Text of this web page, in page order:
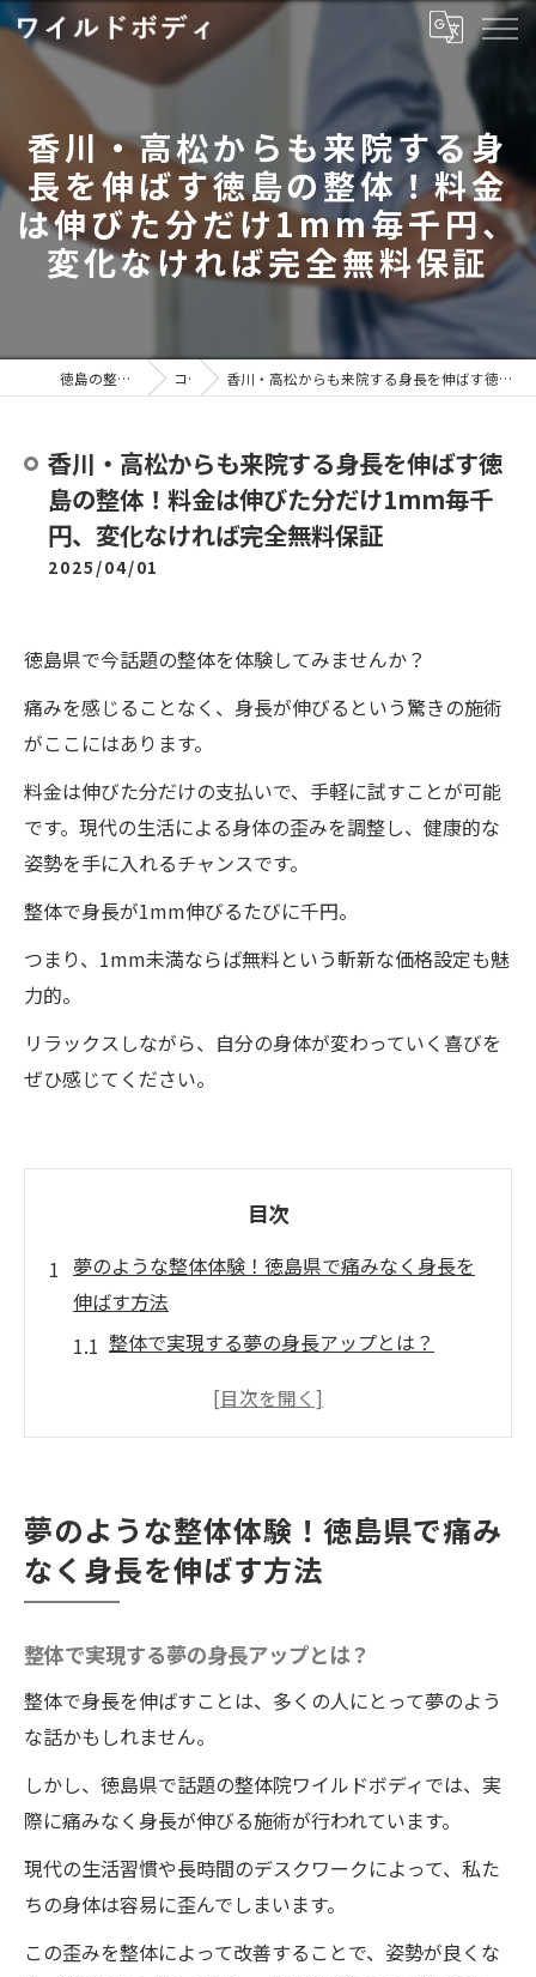
香川・高松からも来院する身
長を伸ばす徳島の整体！料金
は伸びた分だけ1mm毎千円、
変化なければ完全無料保証
徳島の整体ならワイルドボディ コラム 香川・高松からも来院する身長を伸ばす徳島の整体！料金は伸びた分だけ1mm毎千円、変化なければ完全無料保証
香川・高松からも来院する身長を伸ばす徳
島の整体！料金は伸びた分だけ1mm毎千
円、変化なければ完全無料保証
2025/04/01
徳島県で今話題の整体を体験してみませんか？
痛みを感じることなく、身長が伸びるという驚きの施術
がここにはあります。
料金は伸びた分だけの支払いで、手軽に試すことが可能
です。現代の生活による身体の歪みを調整し、健康的な
姿勢を手に入れるチャンスです。
整体で身長が1mm伸びるたびに千円。
つまり、1mm未満ならば無料という斬新な価格設定も魅
力的。
リラックスしながら、自分の身体が変わっていく喜びを
ぜひ感じてください。
目次
夢のような整体体験！徳島県で痛みなく身長を
伸ばす方法
整体で実現する夢の身長アップとは？
なぜ痛みを感じない整体が注目されるのか
ト
実際に整体を受けた人々の声と体験談
整体で健康的な姿勢を手に入れる！ワイルドボ
ディの新しい試み
健康的な姿勢を手に入れるための整体の役
割
ワイルドボディの新たな整体アプローチと
姿勢改善がもたらす身体への影響
の向上
夢のような整体体験！徳島県で痛み
なく身長を伸ばす方法
整体で実現する夢の身長アップとは？
整体で身長を伸ばすことは、多くの人にとって夢のよう
な話かもしれません。
しかし、徳島県で話題の整体院ワイルドボディでは、実
際に痛みなく身長が伸びる施術が行われています。
現代の生活習慣や長時間のデスクワークによって、私た
ちの身体は容易に歪んでしまいます。
この歪みを整体によって改善することで、姿勢が良くな